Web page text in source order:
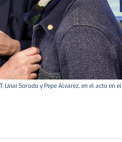
Unai Sorodo y Pepe Álvarez, en el acto en